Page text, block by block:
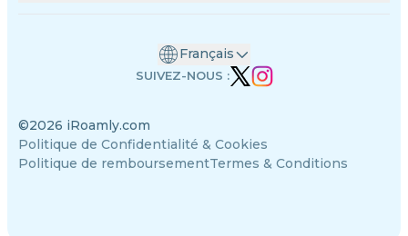
Inde
Espagne
Calculateur de données
Équipe des auteurs
Appareils compatibles avec eSIM
©2026 iRoamly.com
Politique de Confidentialité & Cookies
Politique de remboursementTermes & Conditions
Français
SUIVEZ-NOUS :